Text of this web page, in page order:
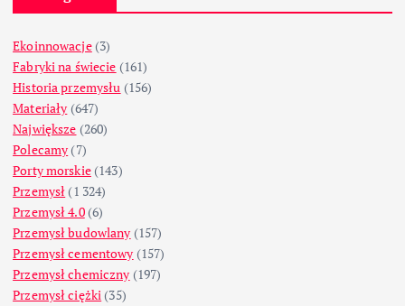
Ekoinnowacje(3)
Fabryki na świecie (161)
Historia przemysłu (156)
Materiały (647)
Największe (260)
Polecamy (7)
Porty morskie(143)
Przemysł (1 324)
Przemysł 4.0(6)
Przemysł budowlany (157)
Przemysł cementowy (157)
Przemysł chemiczny (197)
Przemysł ciężki (35)